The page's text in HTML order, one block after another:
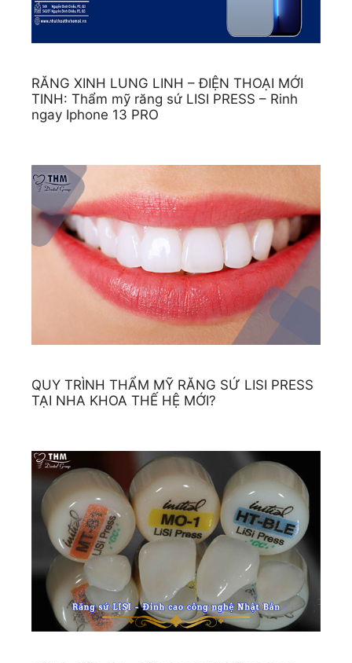
RĂNG XINH LUNG LINH – ĐIỆN THOẠI MỚI
TINH: Thẩm mỹ răng sứ LISI PRESS – Rinh
ngay Iphone 13 PRO
QUY TRÌNH THẨM MỸ RĂNG SỨ LISI PRESS
TẠI NHA KHOA THẾ HỆ MỚI?